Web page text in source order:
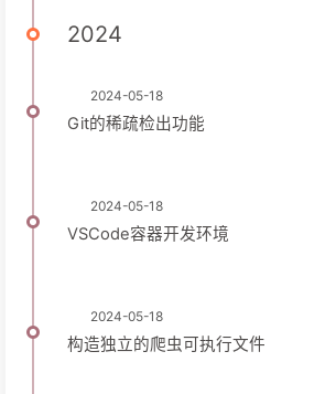
2024
2024-05-18
Git的稀疏检出功能
2024-05-18
VSCode容器开发环境
2024-05-18
构造独立的爬虫可执行文件